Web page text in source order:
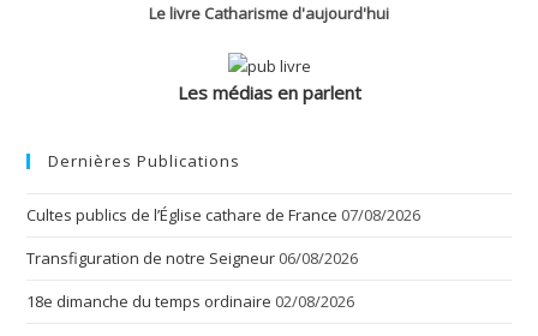
Le livre Catharisme d'aujourd'hui
Les médias en parlent
Dernières Publications
Cultes publics de l’Église cathare de France 07/08/2026
Transfiguration de notre Seigneur 06/08/2026
18e dimanche du temps ordinaire 02/08/2026